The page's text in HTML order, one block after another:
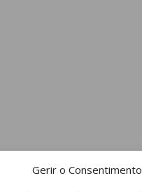
Gerir o Consentimento